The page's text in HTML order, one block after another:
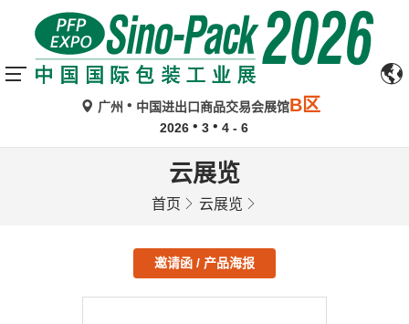
广州 中国进出口商品交易会展馆B区
2026 3 4 - 6
云展览
首页 云展览
邀请函 / 产品海报